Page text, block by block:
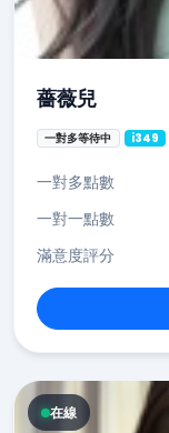
薔薇兒
一對多等待中 i349
一對多點數
一對一點數
滿意度評分
在線